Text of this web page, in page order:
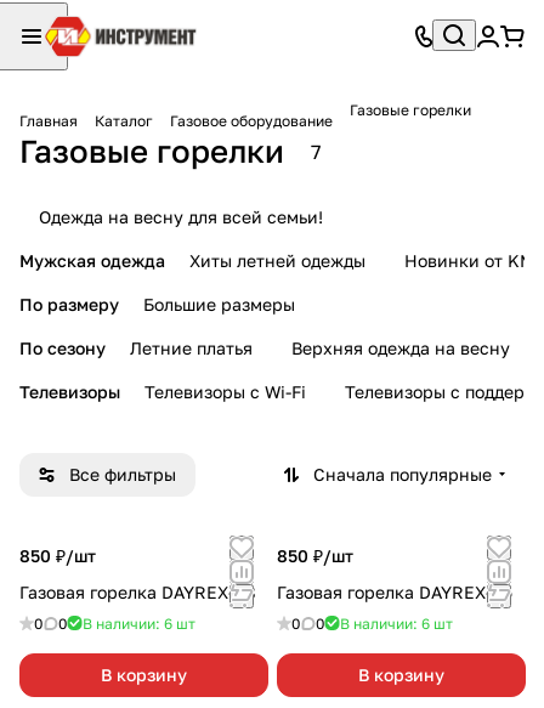
Главная Каталог Газовое оборудование
Газовые горелки
Газовые горелки 7
Одежда на весну для всей семьи!
Мужская одежда Хиты летней одежды Новинки от KMI
По размеру Большие размеры
По сезону Летние платья Верхняя одежда на весну
Телевизоры Телевизоры с Wi-Fi Телевизоры с
Все фильтры Сначала популярные
850 ₽/шт
Газовая горелка DAYREX-48
0 0 В наличии: 6 шт
В корзину
850 ₽/шт
Газовая горелка DAYREX-45
0 0 В наличии: 6 шт
В корзину